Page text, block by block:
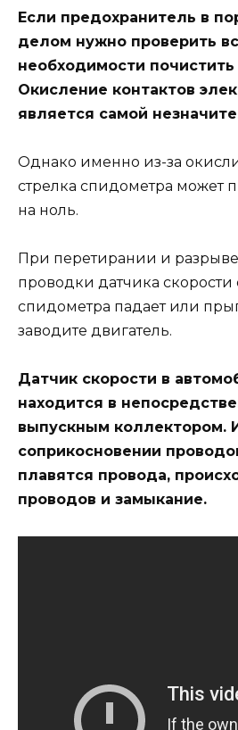
Если предохранитель в
делом нужно проверить
необходимости почистить
Окисление контактов
является самой
Однако именно из-за
стрелка спидометра может
на ноль.
При перетирании и
проводки датчика скорости
спидометра падает или
заводите двигатель.
Датчик скорости в
находится в
выпускным коллектором.
соприкосновении
плавятся провода,
проводов и замыкание.